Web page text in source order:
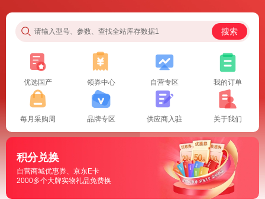
请输入型号、参数、查找全站库存数据1 搜索
优选国产 领券中心 自营专区 我的订单
每月采购周 品牌专区 供应商入驻 关于我们
积分兑换
自营商城优惠券、京东E卡
2000多个大牌实物礼品免费换